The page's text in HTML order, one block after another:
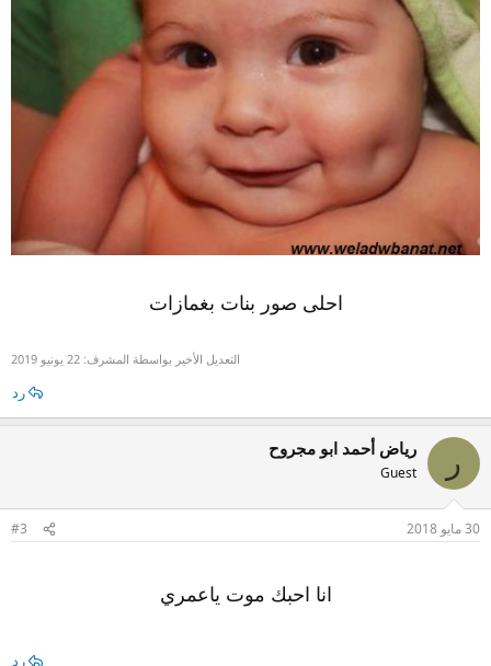
احلى صور بنات بغمازات
التعديل الأخير بواسطة المشرف: 22 يونيو 2019
رد
ر رياض أحمد ابو مجروح
Guest
30 مايو 2018 #3
انا احبك موت ياعمري
رد